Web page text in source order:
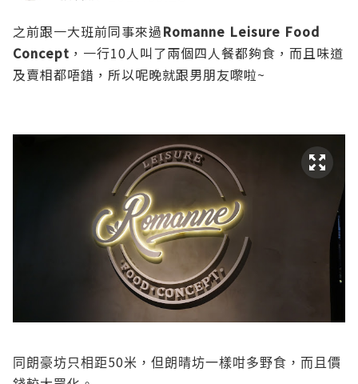
之前跟一大班前同事來過Romanne Leisure Food
Concept ，一行10人叫了兩個四人餐都夠食，而且味道
及賣相都唔錯，所以呢晚就跟男朋友嚟啦~
同朗豪坊只相距50米，但朗晴坊一樣咁多野食，而且價